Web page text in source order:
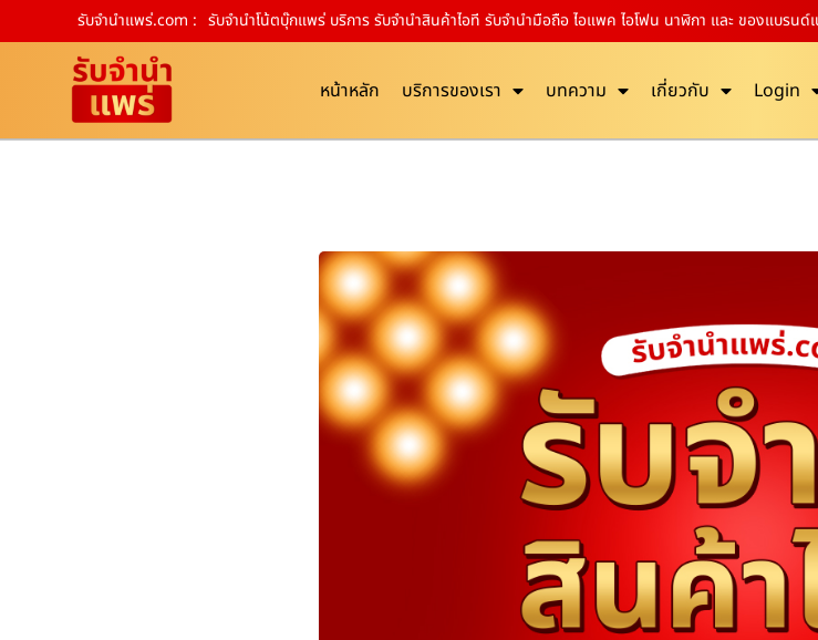
รับจํานําแพร่.com : รับจำนำโน้ตบุ๊กแพร่ บริการ รับจำนำสินค้าไอที รับจำนำมือถือ ไอแพค ไอโฟน นาฬิกา และ ของแบรนด์
หน้าหลัก บริการของเรา บทความ เกี่ยวกับ Login